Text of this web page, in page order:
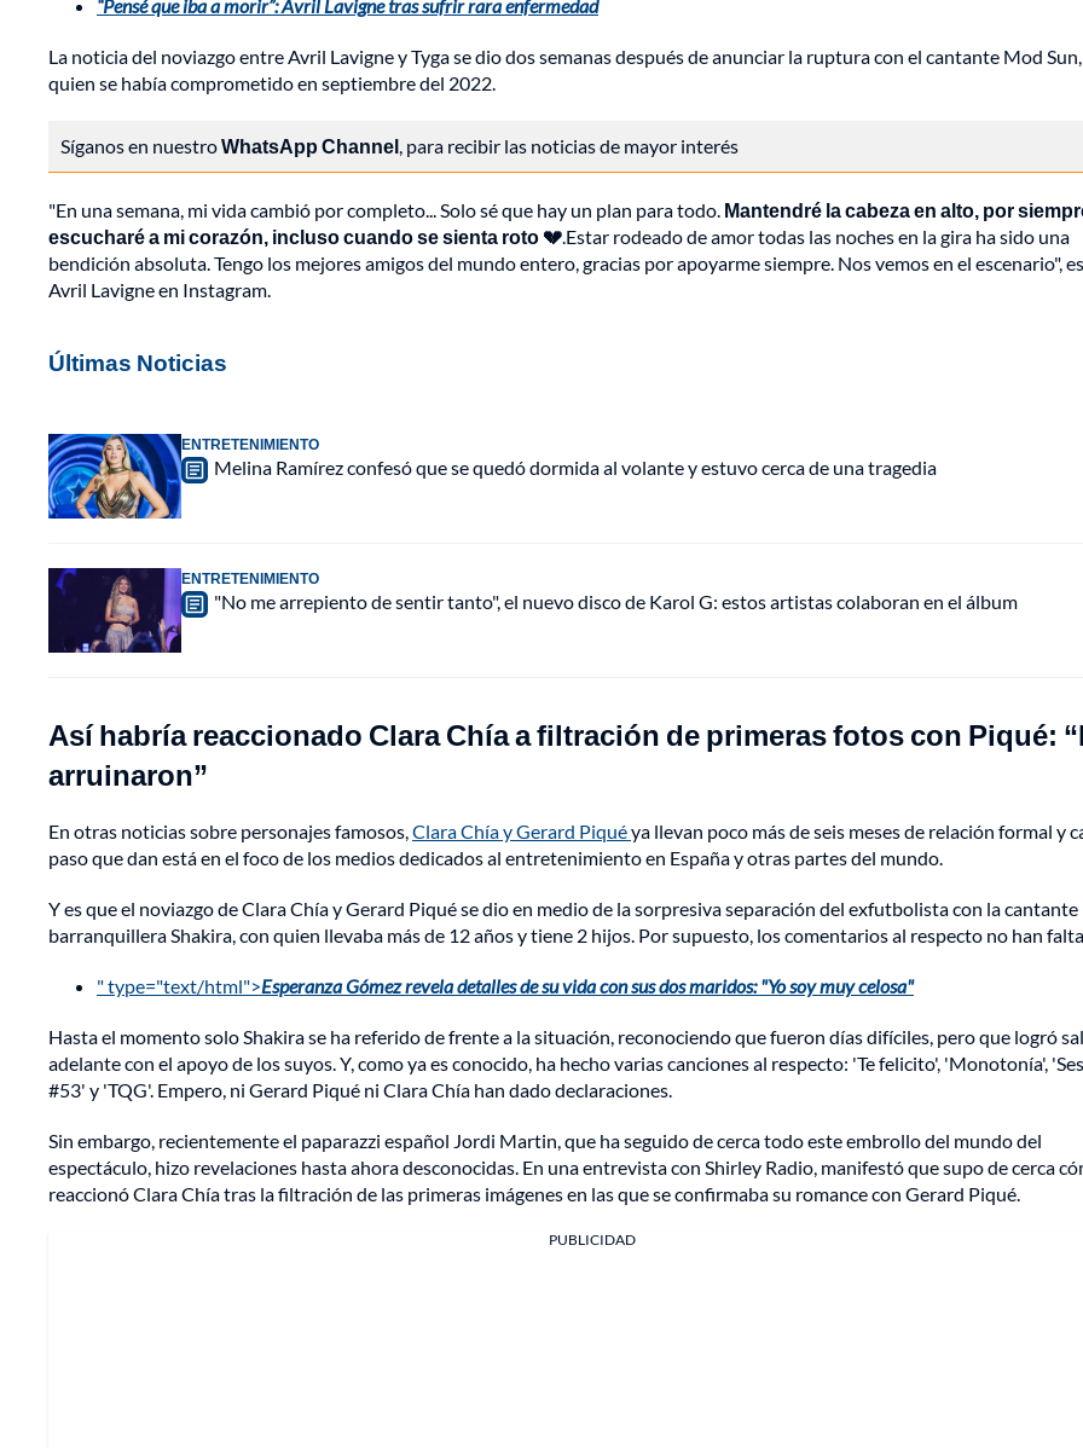
“Pensé que iba a morir”: Avril Lavigne tras sufrir rara enfermedad
La noticia del noviazgo entre Avril Lavigne y Tyga se dio dos semanas después de anunciar la ruptura con el cantante Mod
quien se había comprometido en septiembre del 2022.
Síganos en nuestroWhatsApp Channel, para recibir las noticias de mayor interés
"En una semana, mi vida cambió por completo... Solo sé que hay un plan para todo. Mantendré la cabeza en alto, por
escucharé a mi corazón, incluso cuando se sienta roto 💔.Estar rodeado de amor todas las noches en la gira ha sido una
bendición absoluta. Tengo los mejores amigos del mundo entero, gracias por apoyarme siempre. Nos vemos en el escenario",
Avril Lavigne en Instagram.
Últimas Noticias
ENTRETENIMIENTO
Melina Ramírez confesó que se quedó dormida al volante y estuvo cerca de una tragedia
ENTRETENIMIENTO
"No me arrepiento de sentir tanto", el nuevo disco de Karol G: estos artistas colaboran en el álbum
Así habría reaccionado Clara Chía a filtración de primeras fotos con Piqué:
arruinaron”
En otras noticias sobre personajes famosos,Clara Chía y Gerard Piquéya llevan poco más de seis meses de relación formal y
paso que dan está en el foco de los medios dedicados al entretenimiento en España y otras partes del mundo.
Y es que el noviazgo de Clara Chía y Gerard Piqué se dio en medio de la sorpresiva separación del exfutbolista con la cantante
barranquillera Shakira, con quien llevaba más de 12 años y tiene 2 hijos. Por supuesto, los comentarios al respecto no han
" type="text/html">Esperanza Gómez revela detalles de su vida con sus dos maridos: "Yo soy muy celosa"
Hasta el momento solo Shakira se ha referido de frente a la situación, reconociendo que fueron días difíciles, pero que logró
adelante con el apoyo de los suyos. Y, como ya es conocido, ha hecho varias canciones al respecto: 'Te felicito', 'Monotonía',
#53' y 'TQG'. Empero, ni Gerard Piqué ni Clara Chía han dado declaraciones.
Sin embargo, recientemente el paparazzi español Jordi Martin, que ha seguido de cerca todo este embrollo del mundo del
espectáculo, hizo revelaciones hasta ahora desconocidas. En una entrevista con Shirley Radio, manifestó que supo de cerca
reaccionó Clara Chía tras la filtración de las primeras imágenes en las que se confirmaba su romance con Gerard Piqué.
PUBLICIDAD